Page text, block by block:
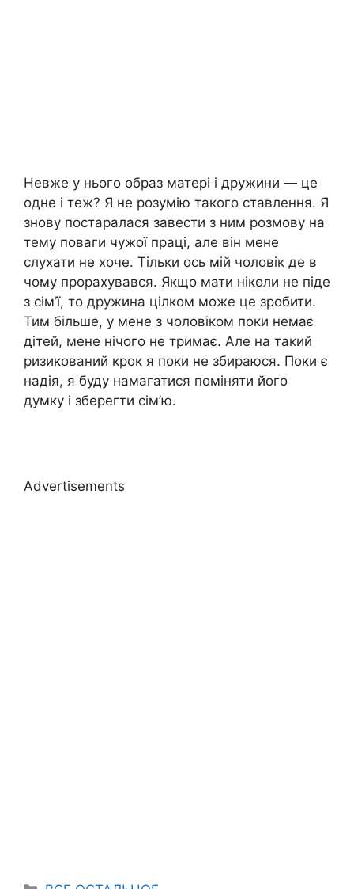
Невже у нього образ матері і дружини — це
одне і теж? Я не розумію такого ставлення. Я
знову постаралася завести з ним розмову на
тему поваги чужої праці, але він мене
слухати не хоче. Тільки ось мій чоловік де в
чому прорахувався. Якщо мати ніколи не піде
з сім’ї, то дружина цілком може це зробити.
Тим більше, у мене з чоловіком поки немає
дітей, мене нічого не тримає. Але на такий
ризикований крок я поки не збираюся. Поки є
надія, я буду намагатися поміняти його
думку і зберегти сім’ю.
Advertisements